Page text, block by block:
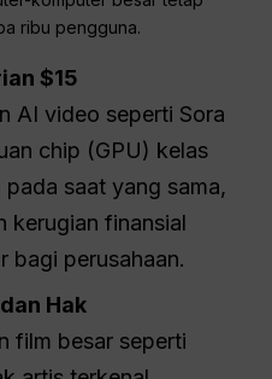
ribu pengguna.
$15
AI video seperti Sora
chip (GPU) kelas
saat yang sama,
kerugian finansial
bagi perusahaan.
Hak
film besar seperti